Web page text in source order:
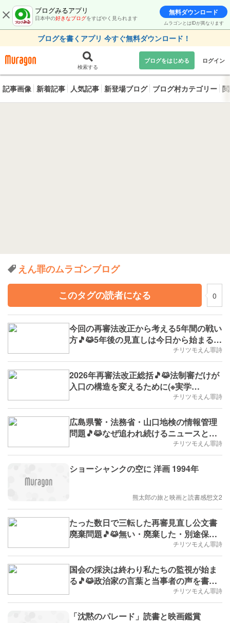
ブログみるアプリ
日本中の好きなブログをすばやく見られます
無料ダウンロード
ムラゴンとはIDが異なります
ブログを書くアプリ 今すぐ無料ダウンロード！
検索する
ブログをはじめる ログイン
記事画像 新着記事 人気記事 新登場ブログ ブログ村カテゴリー
えん罪のムラゴンブログ
このタグの読者になる
0
今回の再審法改正から考える5年間の戦い
方🎵😹5年後の見直しは今日から始まる(※
チリツモえん罪詩
2026年再審法改正総括🎵😹法制審だけが
入口の構造を変えるために(※実学
チリツモえん罪詩
広島県警・法務省・山口地検の情報管理
問題🎵😹なぜ追われ続けるニュースと追
われなくなるニュースがあるのか(※実学
No.234,B.D.+306)
チリツモえん罪詩
ショーシャンクの空に 洋画 1994年
熊太郎の旅と映画と読書感想文2
たった数日で三転した再審見直し公文書
廃棄問題🎵😹無い・廃棄した・別途保管
していた～法務省説明の変遷を検証する
(※実学No.233,B.D.+302)
チリツモえん罪詩
国会の採決は終わり私たちの監視が始ま
る🎵😹政治家の言葉と当事者の声を書き
留め再審法の運用を検証する(※実学
No.230,2026/6/15(月)～,B.D.+283)
チリツモえん罪詩
「沈黙のパレード」読書と映画鑑賞